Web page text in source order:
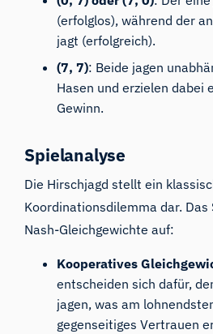
(erfolglos), während der
jagt (erfolgreich).
(7, 7): Beide jagen
Hasen und erzielen dabei
Gewinn.
Spielanalyse
Die Hirschjagd stellt ein
Koordinationsdilemma dar. Das
Nash-Gleichgewichte auf:
Kooperatives
entscheiden sich dafür,
jagen, was am
gegenseitiges Vertrauen